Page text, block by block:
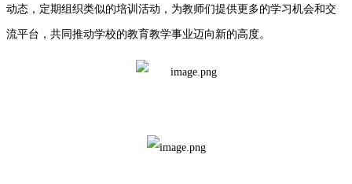
动态，定期组织类似的培训活动，为教师们提供更多的学习机会和交
流平台，共同推动学校的教育教学事业迈向新的高度。